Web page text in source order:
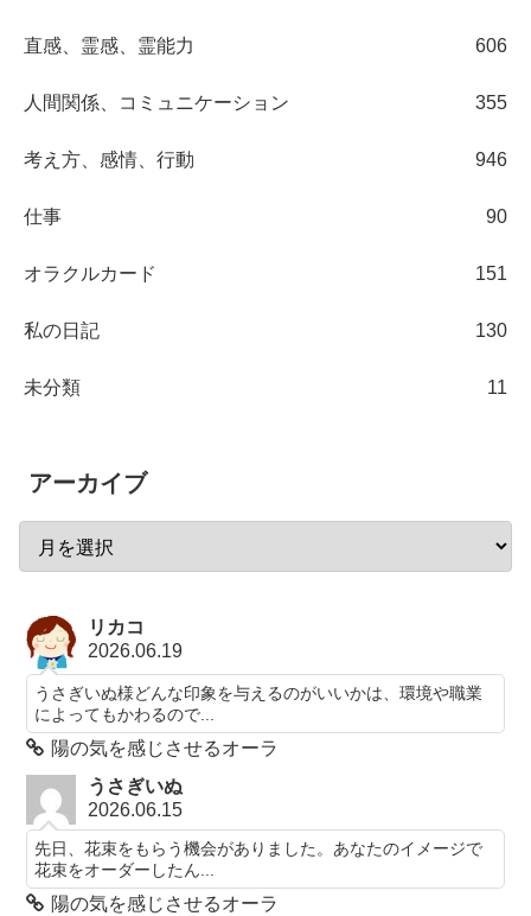
直感、霊感、霊能力 606
人間関係、コミュニケーション 355
考え方、感情、行動 946
仕事 90
オラクルカード 151
私の日記 130
未分類 11
アーカイブ
リカコ
2026.06.19
うさぎいぬ様どんな印象を与えるのがいいかは、環境や職業
によってもかわるので...
陽の気を感じさせるオーラ
うさぎいぬ
2026.06.15
先日、花束をもらう機会がありました。あなたのイメージで
花束をオーダーしたん...
陽の気を感じさせるオーラ